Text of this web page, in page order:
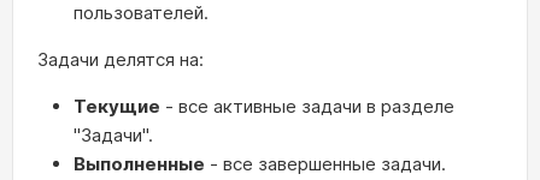
пользователей.
Задачи делятся на:
Текущие - все активные задачи в разделе
"Задачи".
Выполненные - все завершенные задачи.